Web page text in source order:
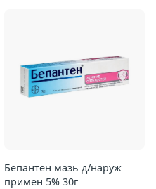
Бепантен мазь д/наруж
примен 5% 30г